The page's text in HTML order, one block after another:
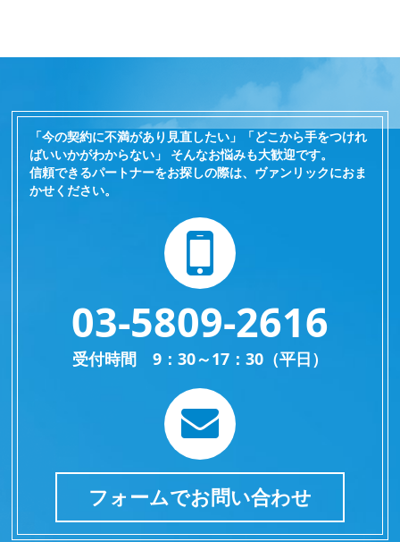
「今の契約に不満があり見直したい」「どこから手をつけれ
ばいいかがわからない」 そんなお悩みも大歓迎です。
信頼できるパートナーをお探しの際は、ヴァンリックにおま
かせください。
03-5809-2616
受付時間 9：30～17：30（平日）
フォームでお問い合わせ